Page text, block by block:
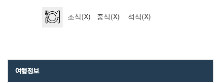
조식(X) 중식(X) 석식(X)
여행정보